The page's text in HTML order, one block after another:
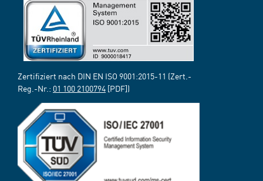
Zertifiziert nach DIN EN ISO 9001:2015-11 (Zert.-
Reg.-Nr.: 01 100 2100794 [PDF])